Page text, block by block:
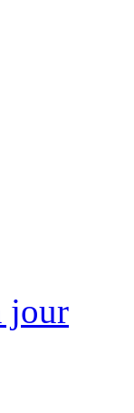
jour